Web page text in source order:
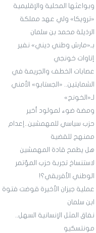
وبواعثها المحلية والإقليمية
«ترويكا» ولي عهد مملكة
الرذيلة محمد بن سلمان
بـ«مارش وطني ديني» نفير
إتاوات خونجي
عصابات الخطف والجريمة في
الشمايتين.. «الجستابو» الأمني
لـ«الخونج»
ومضة ضوء لمولود أخير
حزب سياسي للمهمشين..إعدام
ممنهج للقضية
هل يطمح قادة المهمشين
لاستنساخ تجربة حزب المؤتمر
الوطني الأفريقي؟!
عملية جيزان الأخيرة قوضت فتوة
ابن سلمان
نفاق المثل الإنسانية السهل..
مونتسكيو